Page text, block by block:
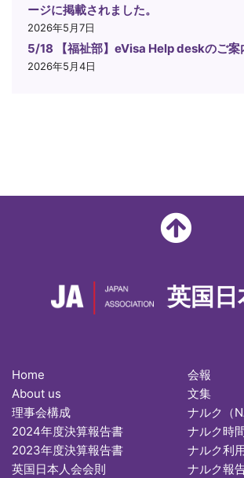
ージに掲載されました。
2026年5月7日
5/18 【福祉部】eVisa Help deskのご案
2026年5月4日
英国
Home
About us
理事会構成
2024年度決算報告書
2023年度決算報告書
英国日本人会会則
会報
文集
ナルク（
ナルク時
ナルク利
ナルク報